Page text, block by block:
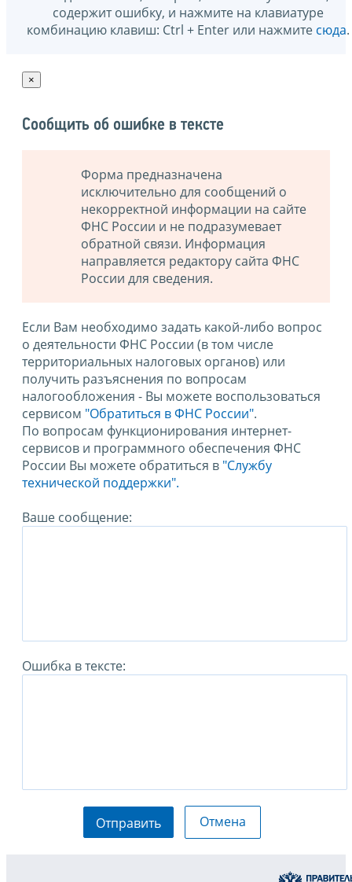
содержит ошибку, и нажмите на клавиатуре
комбинацию клавиш: Ctrl + Enter или нажмите сюда.
×
Сообщить об ошибке в тексте
Форма предназначена
исключительно для сообщений о
некорректной информации на сайте
ФНС России и не подразумевает
обратной связи. Информация
направляется редактору сайта ФНС
России для сведения.
Если Вам необходимо задать какой-либо вопрос
о деятельности ФНС России (в том числе
территориальных налоговых органов) или
получить разъяснения по вопросам
налогообложения - Вы можете воспользоваться
сервисом "Обратиться в ФНС России".
По вопросам функционирования интернет-
сервисов и программного обеспечения ФНС
России Вы можете обратиться в "Службу
технической поддержки".
Ваше сообщение:
Ошибка в тексте:
Отправить Отмена